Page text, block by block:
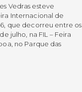
Vedras esteve
Internacional de
que decorreu entre os
julho, na FIL – Feira
no Parque das